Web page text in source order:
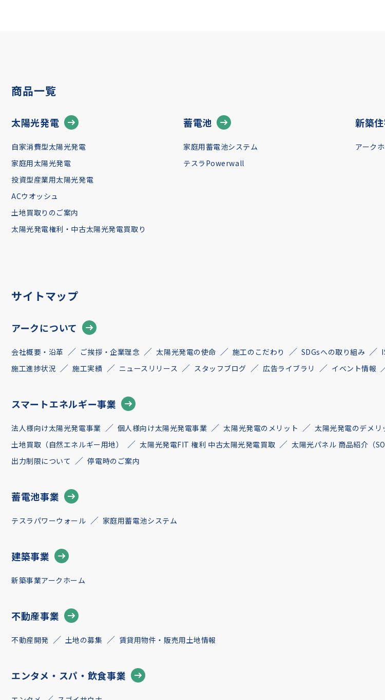
商品一覧
太陽光発電
自家消費型太陽光発電
家庭用太陽光発電
投資型産業用太陽光発電
ACウオッシュ
土地買取りのご案内
太陽光発電権利・中古太陽光発電買取り
蓄電池
家庭用蓄電池システム
テスラPowerwall
新築
アーク
サイトマップ
アークについて
会社概要・沿革 ご挨拶・企業理念 太陽光発電の使命 施工のこだわり SDGsへの取り組み
施工進捗状況
施工実績 ニュースリリース スタッフブログ 広告ライブラリ イベント情報
スマートエネルギー事業
法人様向け太陽光発電事業 個人様向け太陽光発電事業 太陽光発電のメリット 太陽光発電のデメリ
土地買取（自然エネルギー用地）
太陽光発電FIT 権利 中古太陽光発電買取 太陽光パネル 商品紹介（
出力制限について
停電時のご案内
蓄電池事業
テスラパワーウォール 家庭用蓄電池システム
建築事業
新築事業アークホーム
不動産事業
不動産開発 土地の募集 賃貸用物件・販売用土地情報
エンタメ・スパ・飲食事業